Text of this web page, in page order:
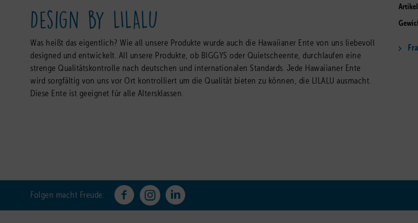
Design by LILALU
Was heißt das eigentlich? Wie all unsere Produkte wurde auch die Hawaiianer Ente von uns liebevoll
designed und entwickelt. All unsere Produkte, ob BIGGYS oder Quietscheente, durchlaufen eine
strenge Qualitätskontrolle nach deutschen und internationalen Standards. Jede Hawaiianer Ente
wird sorgfältig von uns vor Ort kontrolliert um die Qualität bieten zu können, die LILALU ausmacht.
Diese Ente ist geeignet für alle Altersklassen.
Folgen macht Freude: